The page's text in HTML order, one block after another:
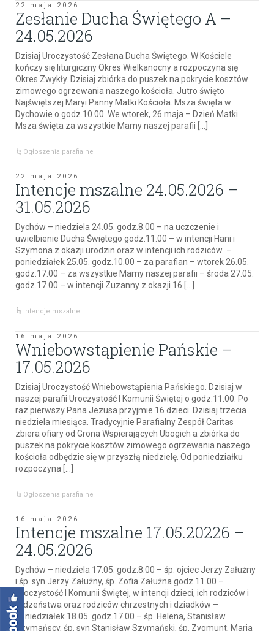
22 maja 2026
Zesłanie Ducha Świętego A –
24.05.2026
Dzisiaj Uroczystość Zesłana Ducha Świętego. W Kościele
kończy się liturgiczny Okres Wielkanocny a rozpoczyna się
Okres Zwykły. Dzisiaj zbiórka do puszek na pokrycie kosztów
zimowego ogrzewania naszego kościoła. Jutro święto
Najświętszej Maryi Panny Matki Kościoła. Msza święta w
Dychowie o godz.10.00. We wtorek, 26 maja – Dzień Matki.
Msza święta za wszystkie Mamy naszej parafii […]
Ogłoszenia parafialne
22 maja 2026
Intencje mszalne 24.05.2026 –
31.05.2026
Dychów – niedziela 24.05. godz.8.00 – na uczczenie i
uwielbienie Ducha Świętego godz.11.00 – w intencji Hani i
Szymona z okazji urodzin oraz w intencji ich rodziców –
poniedziałek 25.05. godz.10.00 – za parafian – wtorek 26.05.
godz.17.00 – za wszystkie Mamy naszej parafii – środa 27.05.
godz.17.00 – w intencji Zuzanny z okazji 16 […]
Intencje mszalne
16 maja 2026
Wniebowstąpienie Pańskie –
17.05.2026
Dzisiaj Uroczystość Wniebowstąpienia Pańskiego. Dzisiaj w
naszej parafii Uroczystość I Komunii Świętej o godz.11.00. Po
raz pierwszy Pana Jezusa przyjmie 16 dzieci. Dzisiaj trzecia
niedziela miesiąca. Tradycyjnie Parafialny Zespół Caritas
zbiera ofiary od Grona Wspierających Ubogich a zbiórka do
puszek na pokrycie kosztów zimowego ogrzewania naszego
kościoła odbędzie się w przyszłą niedzielę. Od poniedziałku
rozpoczyna […]
Ogłoszenia parafialne
16 maja 2026
Intencje mszalne 17.05.20226 –
24.05.2026
Dychów – niedziela 17.05. godz.8.00 – śp. ojciec Jerzy Załużny
i śp. syn Jerzy Załużny, śp. Zofia Załużna godz.11.00 –
Uroczystość I Komunii Świętej, w intencji dzieci, ich rodziców i
rodzeństwa oraz rodziców chrzestnych i dziadków –
poniedziałek 18.05. godz.17.00 – śp. Helena, Stanisław
Szymańscy, śp. syn Stanisław Szymański, śp. Zygmunt, Maria